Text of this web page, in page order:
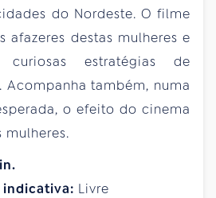
do Nordeste. O filme
afazeres destas mulheres e
curiosas estratégias de
Acompanha também, numa
o efeito do cinema
mulheres.
Livre